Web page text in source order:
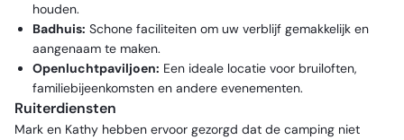
houden.
Badhuis: Schone faciliteiten om uw verblijf gemakkelijk en
aangenaam te maken.
Openluchtpaviljoen: Een ideale locatie voor bruiloften,
familiebijeenkomsten en andere evenementen.
Ruiterdiensten
Mark en Kathy hebben ervoor gezorgd dat de camping niet